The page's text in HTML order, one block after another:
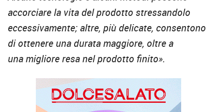
accorciare la vita del prodotto stressandolo
eccessivamente; altre, più delicate, consentono
di ottenere una durata maggiore, oltre a
una migliore resa nel prodotto finito».